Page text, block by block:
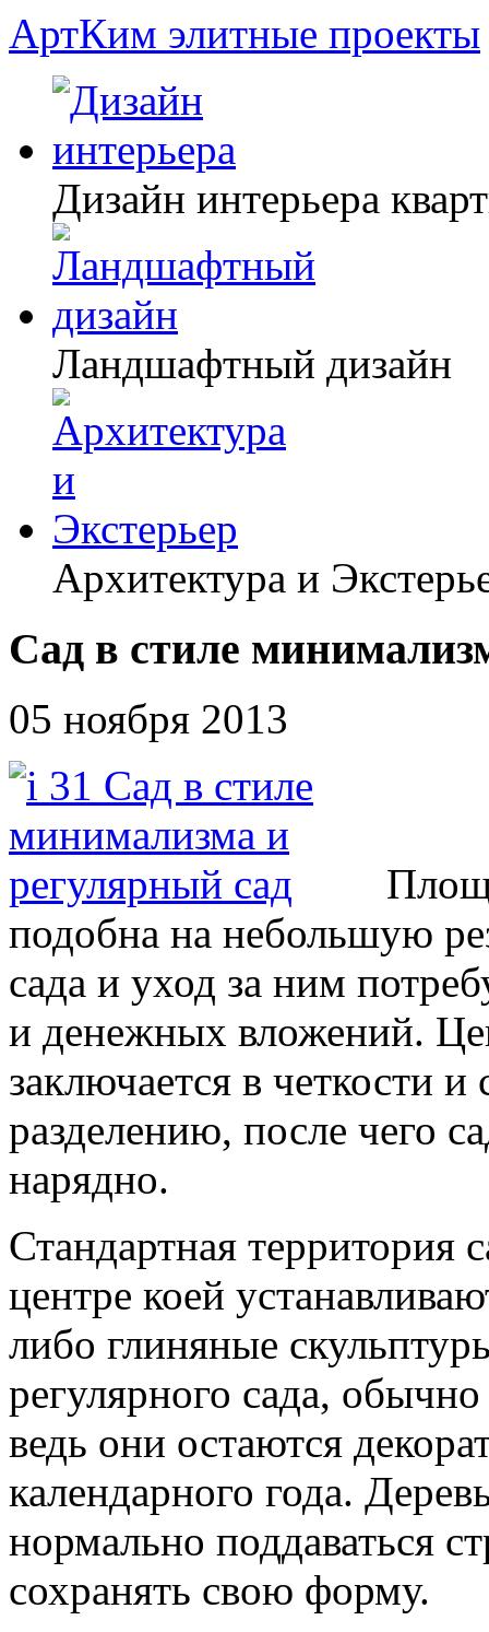
АртКим элитные проекты
Дизайн интерьера
Ландшафтный дизайн
Архитектура и
Сад в стиле
05 ноября 2013
подобна на небольшую
сада и уход за ним
и денежных вложений.
заключается в четкости
разделению, после чего
нарядно.
Стандартная территория
центре коей
либо глиняные
регулярного сада,
ведь они остаются
календарного года.
нормально поддаваться
сохранять свою форму.